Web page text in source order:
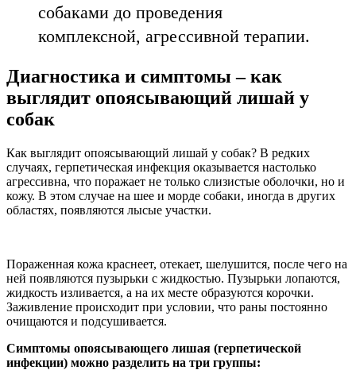
собаками до проведения
комплексной, агрессивной терапии.
Диагностика и симптомы – как
выглядит опоясывающий лишай у
собак
Как выглядит опоясывающий лишай у собак? В редких
случаях, герпетическая инфекция оказывается настолько
агрессивна, что поражает не только слизистые оболочки, но и
кожу. В этом случае на шее и морде собаки, иногда в других
областях, появляются лысые участки.
Пораженная кожа краснеет, отекает, шелушится, после чего на
ней появляются пузырьки с жидкостью. Пузырьки лопаются,
жидкость изливается, а на их месте образуются корочки.
Заживление происходит при условии, что раны постоянно
очищаются и подсушивается.
Симптомы опоясывающего лишая (герпетической
инфекции) можно разделить на три группы: